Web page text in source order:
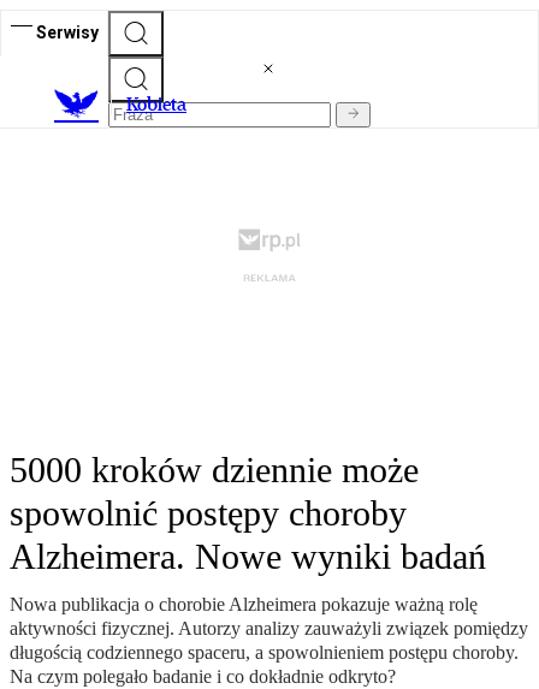
Serwisy
Kobieta
5000 kroków dziennie może
spowolnić postępy choroby
Alzheimera. Nowe wyniki badań
Nowa publikacja o chorobie Alzheimera pokazuje ważną rolę
aktywności fizycznej. Autorzy analizy zauważyli związek pomiędzy
długością codziennego spaceru, a spowolnieniem postępu choroby.
Na czym polegało badanie i co dokładnie odkryto?